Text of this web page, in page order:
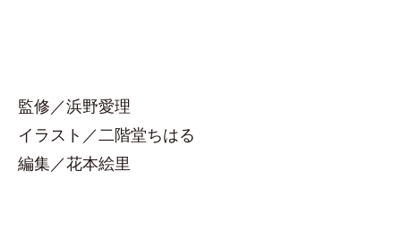
監修／浜野愛理
イラスト／二階堂ちはる
編集／花本絵里